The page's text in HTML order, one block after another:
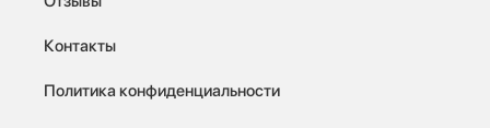
Контакты
Политика конфиденциальности